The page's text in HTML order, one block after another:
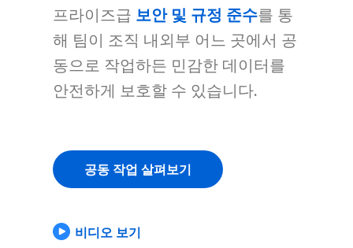
프라이즈급 보안 및 규정 준수를 통
해 팀이 조직 내외부 어느 곳에서 공
동으로 작업하든 민감한 데이터를
안전하게 보호할 수 있습니다.
공동 작업 살펴보기
비디오 보기